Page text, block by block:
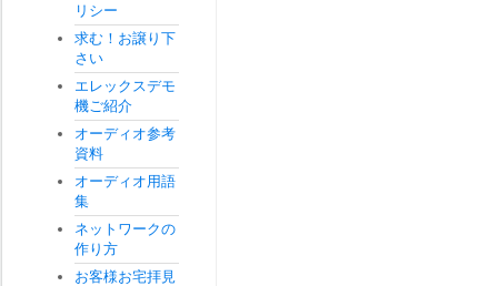
リシー
求む！お譲り下
さい
エレックスデモ
機ご紹介
オーディオ参考
資料
オーディオ用語
集
ネットワークの
作り方
お客様お宅拝見